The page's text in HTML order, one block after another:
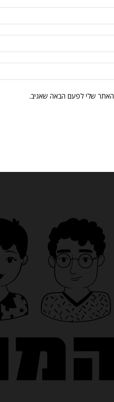
שלי לפעם הבאה שאגיב.